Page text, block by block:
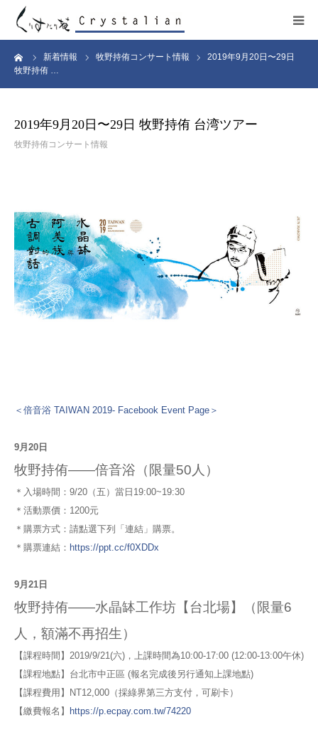
新着情報 牧野持侑コンサート情報
2019年9月20日〜29日
牧野持侑 …
2019年9月20日〜29日 牧野持侑 台湾ツアー
牧野持侑コンサート情報
＜倍音浴 TAIWAN 2019- Facebook Event Page＞
9月20日
牧野持侑——倍音浴（限量50人）
＊入場時間：9/20（五）當日19:00~19:30
＊活動票價：1200元
＊購票方式：請點選下列「連結」購票。
＊購票連結： https://ppt.cc/f0XDDx
9月21日
牧野持侑——水晶缽工作坊【台北場】（限量6
人，額滿不再招生）
【課程時間】2019/9/21(六)，上課時間為10:00-17:00 (12:00-13:00午休)
【課程地點】台北市中正區 (報名完成後另行通知上課地點)
【課程費用】NT12,000（採綠界第三方支付，可刷卡）
【繳費報名】 https://p.ecpay.com.tw/74220
ヒーリング
施設紹介
コンサート
販売サイト